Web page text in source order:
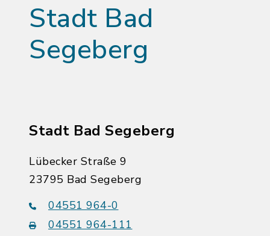
Stadt Bad
Segeberg
Stadt Bad Segeberg
Lübecker Straße 9
23795 Bad Segeberg
04551 964-0
04551 964-111